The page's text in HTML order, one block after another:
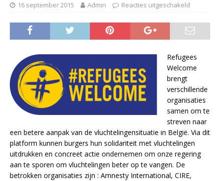
16 september 2015 Admin Reacties uitgeschakeld
Refugees
Welcome
brengt
verschillende
organisaties
samen om te
streven naar
een betere aanpak van de vluchtelingensituatie in België. Via dit
platform kunnen burgers hun solidariteit met vluchtelingen
uitdrukken en concreet actie ondernemen om onze regering
aan te sporen om vluchtelingen beter op te vangen. De
betrokken organisaties zijn : Amnesty International, CIRE,